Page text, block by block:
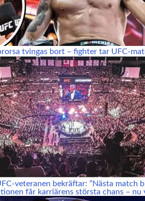
tvingas bort – fighter tar UFC-
veteranen bekräftar: ”Nästa match
får karriärens största chans – nu